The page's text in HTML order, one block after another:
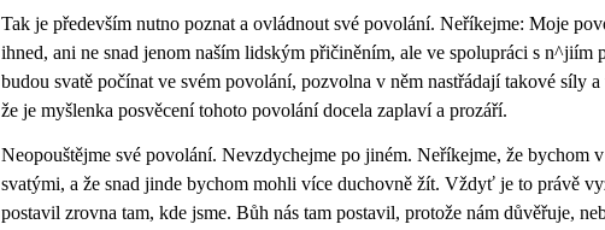
Tak je především nutno poznat a ovládnout své povolání. Neříkejme: Moje
ihned, ani ne snad jenom naším lidským přičiněním, ale ve spolupráci s n^jiím
budou svatě počínat ve svém povolání, pozvolna v něm nastřádají takové síly
že je myšlenka posvěcení tohoto povolání docela zaplaví a prozáří.
Neopouštějme své povolání. Nevzdychejme po jiném. Neříkejme, že bychom
svatými, a že snad jinde bychom mohli více duchovně žít. Vždyť je to právě
postavil zrovna tam, kde jsme. Bůh nás tam postavil, protože nám důvěřuje,